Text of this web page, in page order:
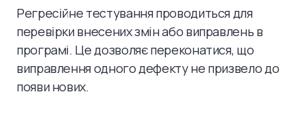
Регресійне тестування проводиться для
перевірки внесених змін або виправлень в
програмі. Це дозволяє переконатися, що
виправлення одного дефекту не призвело до
появи нових.